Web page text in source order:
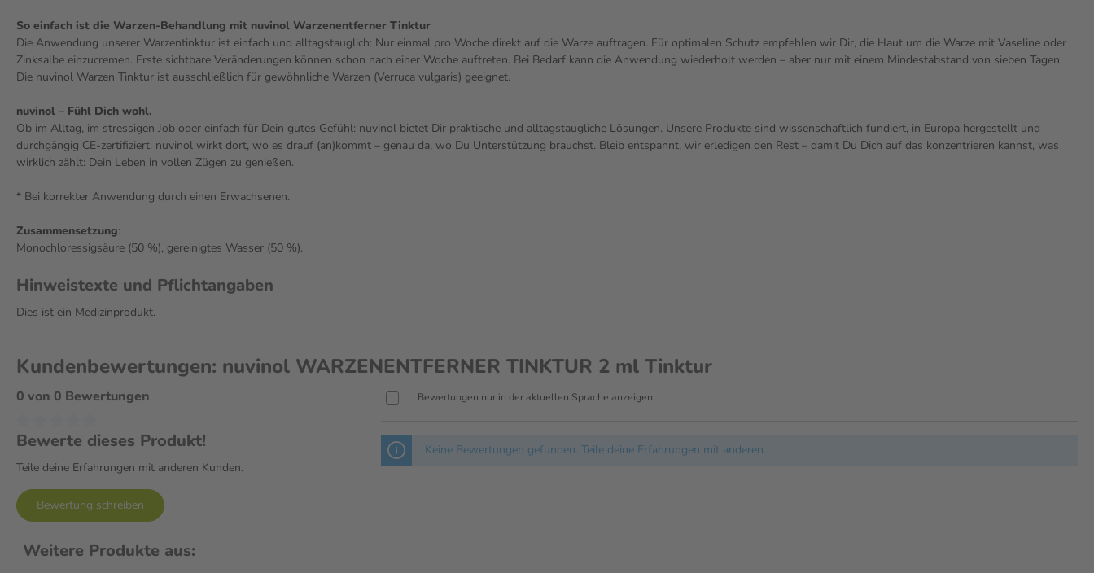
So einfach ist die Warzen-Behandlung mit nuvinol Warzenentferner Tinktur
Die Anwendung unserer Warzentinktur ist einfach und alltagstauglich: Nur einmal pro Woche direkt auf die Warze auftragen. Für optimalen Schutz empfehlen wir Dir, die Haut um die Warze mit Vaseline oder
Zinksalbe einzucremen. Erste sichtbare Veränderungen können schon nach einer Woche auftreten. Bei Bedarf kann die Anwendung wiederholt werden – aber nur mit einem Mindestabstand von sieben Tagen.
Die nuvinol Warzen Tinktur ist ausschließlich für gewöhnliche Warzen (Verruca vulgaris) geeignet.
nuvinol – Fühl Dich wohl.
Ob im Alltag, im stressigen Job oder einfach für Dein gutes Gefühl: nuvinol bietet Dir praktische und alltagstaugliche Lösungen. Unsere Produkte sind wissenschaftlich fundiert, in Europa hergestellt und
durchgängig CE-zertifiziert. nuvinol wirkt dort, wo es drauf (an)kommt – genau da, wo Du Unterstützung brauchst. Bleib entspannt, wir erledigen den Rest – damit Du Dich auf das konzentrieren kannst, was
wirklich zählt: Dein Leben in vollen Zügen zu genießen.
* Bei korrekter Anwendung durch einen Erwachsenen.
Zusammensetzung:
Monochloressigsäure (50 %), gereinigtes Wasser (50 %).
Hinweistexte und Pflichtangaben
Dies ist ein Medizinprodukt.
Kundenbewertungen: nuvinol WARZENENTFERNER TINKTUR 2 ml Tinktur
0 von 0 Bewertungen
Bewerte dieses Produkt!
Teile deine Erfahrungen mit anderen Kunden.
Bewertung schreiben
Bewertungen nur in der aktuellen Sprache anzeigen.
Keine Bewertungen gefunden. Teile deine Erfahrungen mit anderen.
Weitere Produkte aus: